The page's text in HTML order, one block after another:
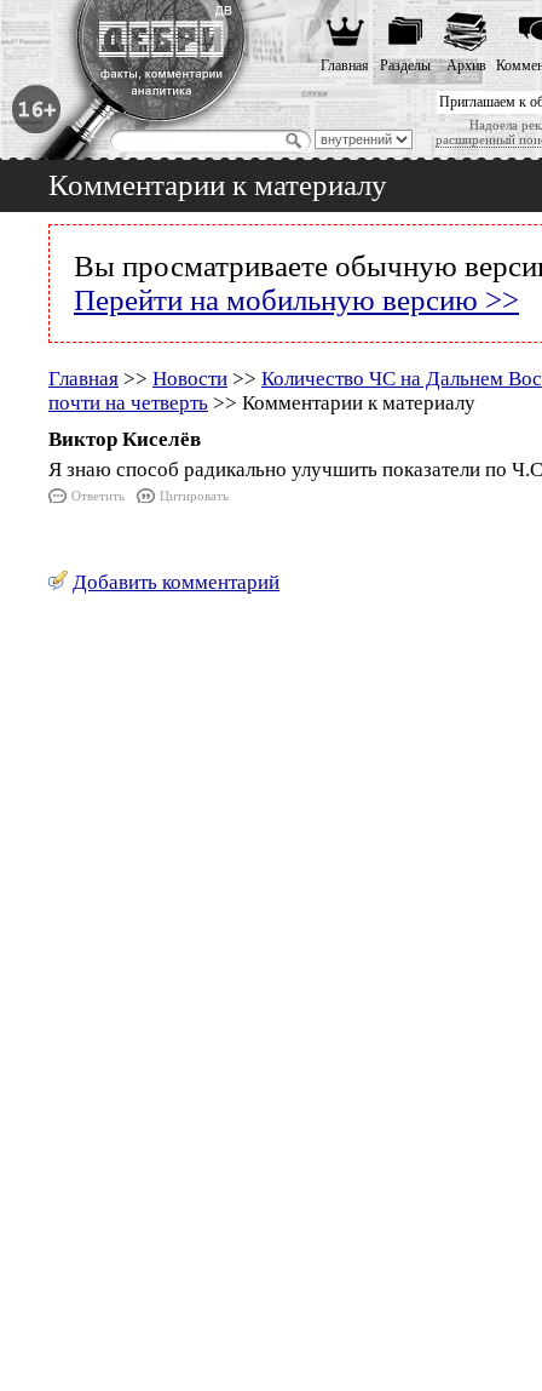
Приглашаем к
Надоела
расширенный
Главная Разделы Архив
Комментарии к материалу
Вы просматриваете обычную
Перейти на мобильную версию >>
Главная >> Новости >> Количество ЧС на Дальнем
почти на четверть >> Комментарии к материалу
Виктор Киселёв
Я знаю способ радикально улучшить показатели по
Ответить Цитировать
Добавить комментарий